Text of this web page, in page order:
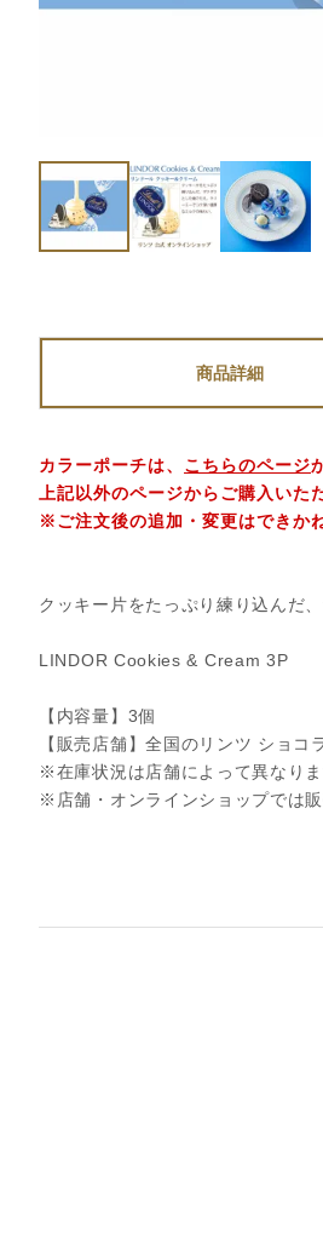
商品詳細
カラーポーチは、 こちらのページ
上記以外のページからご購入い
※ご注文後の追加・変更はできか
クッキー片をたっぷり練り込んだ
LINDOR Cookies & Cream 3P
【内容量】3個
【販売店舗】全国のリンツ ショ
※在庫状況は店舗によって異なりま
※店舗・オンラインショップでは